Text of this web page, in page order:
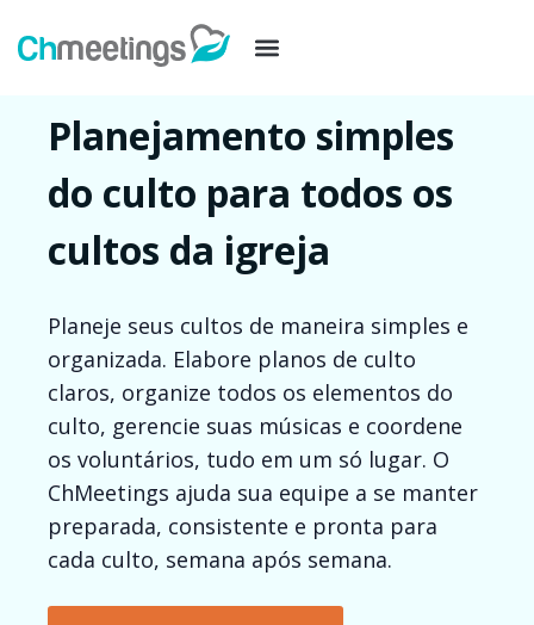
Planejamento simples
do culto para todos os
cultos da igreja
Planeje seus cultos de maneira simples e
organizada. Elabore planos de culto
claros, organize todos os elementos do
culto, gerencie suas músicas e coordene
os voluntários, tudo em um só lugar. O
ChMeetings ajuda sua equipe a se manter
preparada, consistente e pronta para
cada culto, semana após semana.